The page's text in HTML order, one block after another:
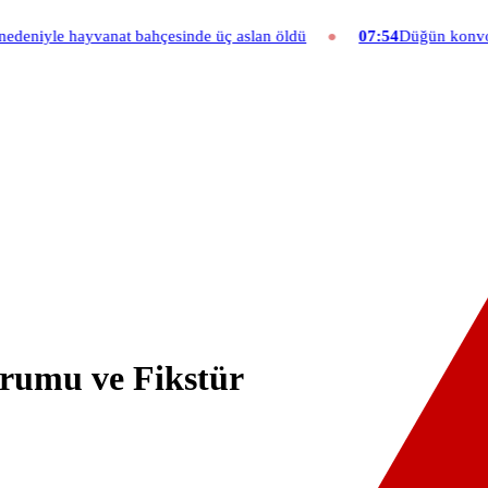
bahçesinde üç aslan öldü 07:54 Düğün konvoyuna ağır
ve Fikstür